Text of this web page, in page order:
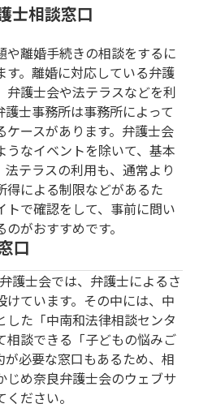
士相談窓口
や離婚手続きの相談をするに
。離婚に対応している弁護
弁護士会や法テラスなどを利
士事務所は事務所によって
ースがあります。弁護士会
うなイベントを除いて、基本
テラスの利用も、通常より
得による制限などがあるた
で確認をして、事前に問い
がおすすめです。
口
護士会では、弁護士によるさ
けています。その中には、中
た「中南和法律相談センタ
相談できる「子どもの悩みご
が必要な窓口もあるため、相
じめ奈良弁護士会のウェブサ
ださい。